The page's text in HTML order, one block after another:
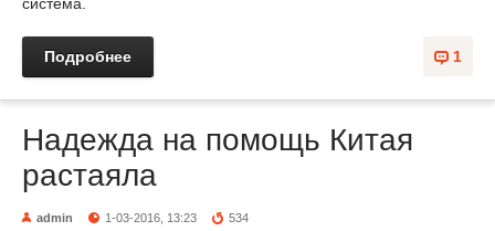
1
Подробнее
Надежда на помощь Китая
растаяла
admin 1-03-2016, 13:23 534